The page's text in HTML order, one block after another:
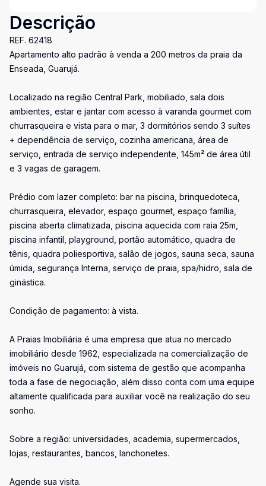
Descrição
REF. 62418
Apartamento alto padrão à venda a 200 metros da praia da
Enseada, Guarujá.
Localizado na região Central Park, mobiliado, sala dois
ambientes, estar e jantar com acesso à varanda gourmet com
churrasqueira e vista para o mar, 3 dormitórios sendo 3 suítes
+ dependência de serviço, cozinha americana, área de
serviço, entrada de serviço independente, 145m² de área útil
e 3 vagas de garagem.
Prédio com lazer completo: bar na piscina, brinquedoteca,
churrasqueira, elevador, espaço gourmet, espaço família,
piscina aberta climatizada, piscina aquecida com raia 25m,
piscina infantil, playground, portão automático, quadra de
tênis, quadra poliesportiva, salão de jogos, sauna seca, sauna
úmida, segurança Interna, serviço de praia, spa/hidro, sala de
ginástica.
Condição de pagamento: à vista.
A Praias Imobiliária é uma empresa que atua no mercado
imobiliário desde 1962, especializada na comercialização de
imóveis no Guarujá, com sistema de gestão que acompanha
toda a fase de negociação, além disso conta com uma equipe
altamente qualificada para auxiliar você na realização do seu
sonho.
Sobre a região: universidades, academia, supermercados,
lojas, restaurantes, bancos, lanchonetes.
Agende sua visita.